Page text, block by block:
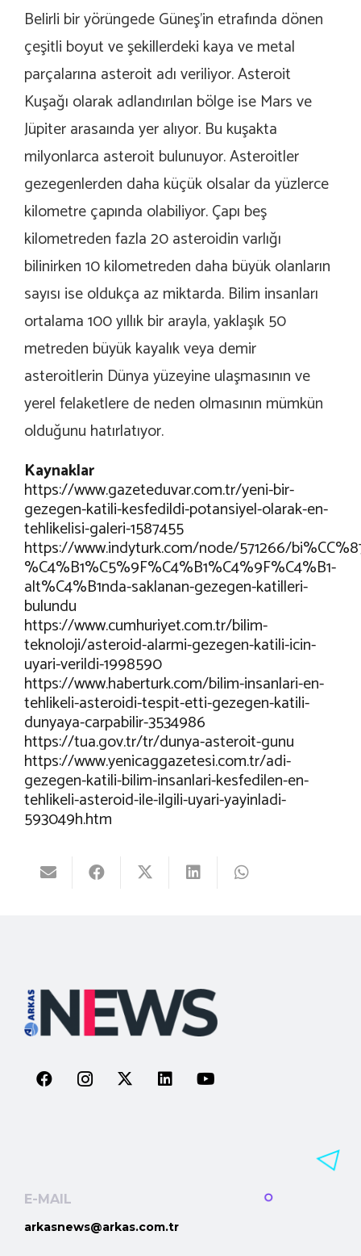
Belirli bir yörüngede Güneş’in etrafında dönen
çeşitli boyut ve şekillerdeki kaya ve metal
parçalarına asteroit adı veriliyor. Asteroit
Kuşağı olarak adlandırılan bölge ise Mars ve
Jüpiter arasaında yer alıyor. Bu kuşakta
milyonlarca asteroit bulunuyor. Asteroitler
gezegenlerden daha küçük olsalar da yüzlerce
kilometre çapında olabiliyor. Çapı beş
kilometreden fazla 20 asteroidin varlığı
bilinirken 10 kilometreden daha büyük olanların
sayısı ise oldukça az miktarda. Bilim insanları
ortalama 100 yıllık bir arayla, yaklaşık 50
metreden büyük kayalık veya demir
asteroitlerin Dünya yüzeyine ulaşmasının ve
yerel felaketlere de neden olmasının mümkün
olduğunu hatırlatıyor.
Kaynaklar
https://www.gazeteduvar.com.tr/yeni-bir-
gezegen-katili-kesfedildi-potansiyel-olarak-en-
tehlikelisi-galeri-1587455
https://www.indyturk.com/node/571266/
%C4%B1%C5%9F%C4%B1%C4%9F%C4%B1-
alt%C4%B1nda-saklanan-gezegen-katilleri-
bulundu
https://www.cumhuriyet.com.tr/bilim-
teknoloji/asteroid-alarmi-gezegen-katili-icin-
uyari-verildi-1998590
https://www.haberturk.com/bilim-insanlari-en-
tehlikeli-asteroidi-tespit-etti-gezegen-katili-
dunyaya-carpabilir-3534986
https://tua.gov.tr/tr/dunya-asteroit-gunu
https://www.yenicaggazetesi.com.tr/adi-
gezegen-katili-bilim-insanlari-kesfedilen-en-
tehlikeli-asteroid-ile-ilgili-uyari-yayinladi-
593049h.htm
E-MAIL
arkasnews@arkas.com.tr